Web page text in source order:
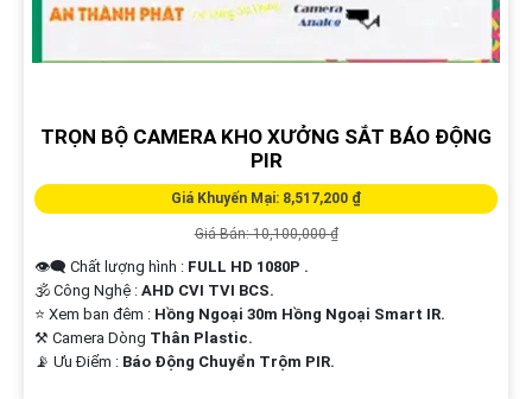
TRỌN BỘ CAMERA KHO XƯỞNG SẮT BÁO ĐỘNG
PIR
Giá Khuyến Mại: 8,517,200 ₫
Giá Bán: 10,100,000 ₫
👁️‍🗨 Chất lượng hình : FULL HD 1080P .
🕉️ Công Nghệ : AHD CVI TVI BCS.
⭐ Xem ban đêm : Hồng Ngoại 30m Hồng Ngoại Smart IR.
⚒ Camera Dòng Thân Plastic.
️📡 Ưu Điểm : Báo Động Chuyển Trộm PIR.